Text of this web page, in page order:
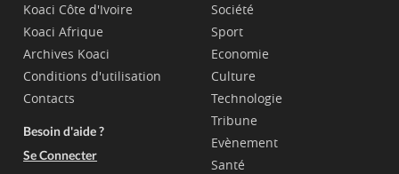
Koaci Côte d'Ivoire
Koaci Afrique
Archives Koaci
Conditions d'utilisation
Contacts
Besoin d'aide ?
Se Connecter
Société
Sport
Economie
Culture
Technologie
Tribune
Evènement
Santé